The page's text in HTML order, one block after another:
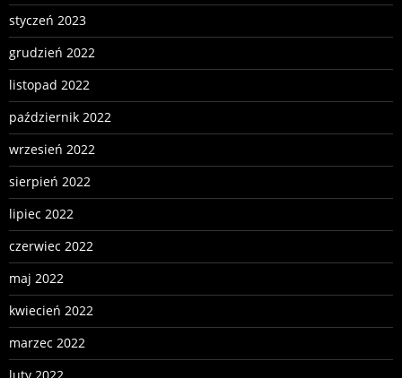
styczeń 2023
grudzień 2022
listopad 2022
październik 2022
wrzesień 2022
sierpień 2022
lipiec 2022
czerwiec 2022
maj 2022
kwiecień 2022
marzec 2022